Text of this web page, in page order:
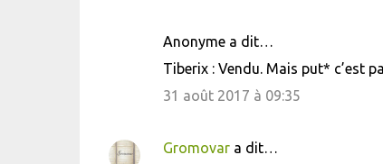
Anonyme a dit…
Tiberix : Vendu. Mais put* c’est
31 août 2017 à 09:35
Gromovara dit…